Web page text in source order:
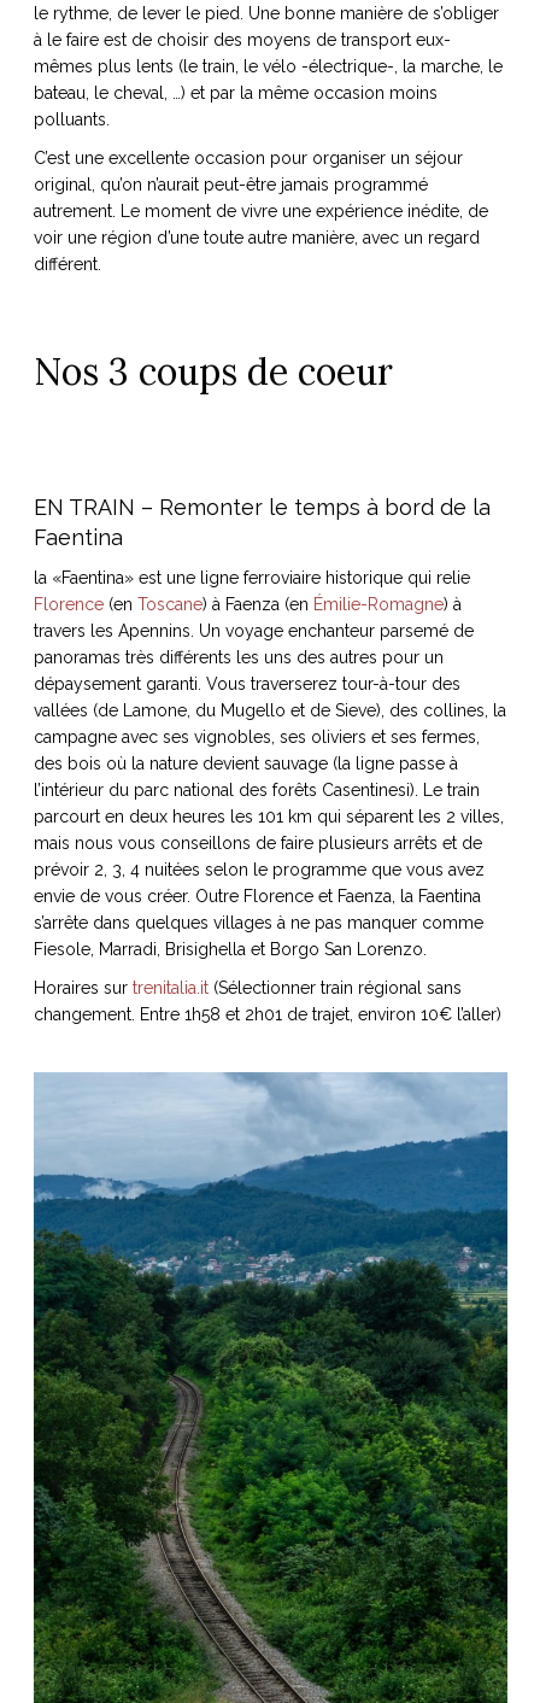
Burano, la palette
de tous les
superlatifs
du
Notre palette
Virtuosa Venezia
ART ET DESIGN
le rythme, de lever le pied. Une bonne manière de s’obliger
à le faire est de choisir des moyens de transport eux-
mêmes plus lents (le train, le vélo -électrique-, la marche, le
bateau, le cheval, …) et par la même occasion moins
polluants.
C’est une excellente occasion pour organiser un séjour
original, qu’on n’aurait peut-être jamais programmé
autrement. Le moment de vivre une expérience inédite, de
voir une région d’une toute autre manière, avec un regard
différent.
Nos 3 coups de coeur
EN TRAIN – Remonter le temps à bord de la
Faentina
la «Faentina» est une ligne ferroviaire historique qui relie
Florence(en Toscane) à Faenza (en Émilie-Romagne) à
travers les Apennins. Un voyage enchanteur parsemé de
panoramas très différents les uns des autres pour un
dépaysement garanti. Vous traverserez tour-à-tour des
vallées (de Lamone, du Mugello et de Sieve), des collines, la
campagne avec ses vignobles, ses oliviers et ses fermes,
des bois où la nature devient sauvage (la ligne passe à
l’intérieur du parc national des forêts Casentinesi). Le train
parcourt en deux heures les 101 km qui séparent les 2 villes,
mais nous vous conseillons de faire plusieurs arrêts et de
prévoir 2, 3, 4 nuitées selon le programme que vous avez
envie de vous créer. Outre Florence et Faenza, la Faentina
s’arrête dans quelques villages à ne pas manquer comme
Fiesole, Marradi, Brisighella et Borgo San Lorenzo.
Horaires sur trenitalia.it(Sélectionner train régional sans
changement. Entre 1h58 et 2h01 de trajet, environ 10€ l’aller)